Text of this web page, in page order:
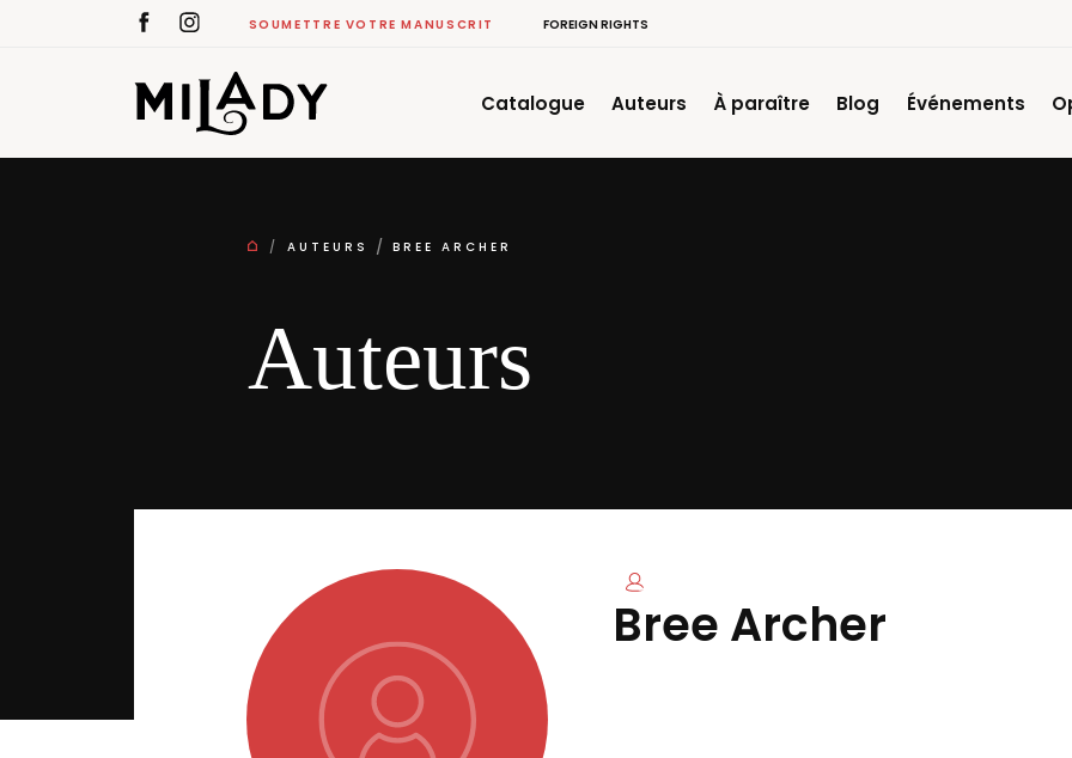
SOUMETTRE VOTRE MANUSCRIT FOREIGN RIGHTS
Catalogue Auteurs À paraître Blog Événements
AUTEURS BREE ARCHER
Auteurs
Bree Archer